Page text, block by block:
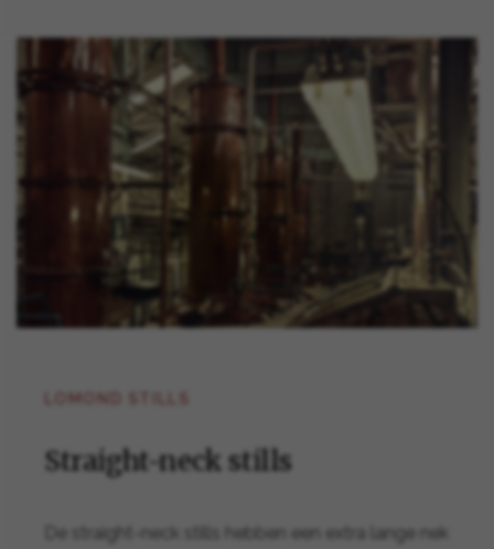
Straight-neck stills
De straight-neck stills hebben een extra lange nek